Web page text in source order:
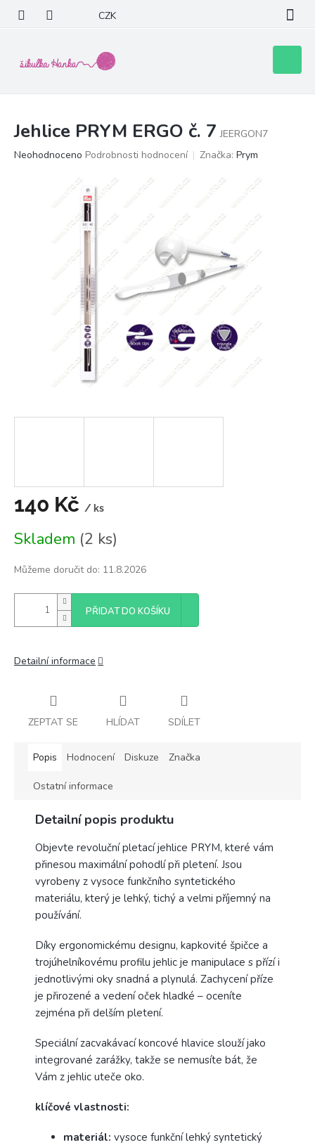
obsah
CZK
košík
Jehlice PRYM ERGO č. 7 JEERGON7
Průměrné
Neohodnoceno Podrobnosti hodnocení Značka: Prym
140 Kč / ks
cena:
Skladem (2 ks)
Můžeme doručit do: 11.8.2026
PŘIDAT DO KOŠÍKU
Detailní informace
ZEPTAT SE HLÍDAT SDÍLET
Popis Hodnocení Diskuze Značka
Ostatní informace
Detailní popis produktu
Objevte revoluční pletací jehlice PRYM, které vám
přinesou maximální pohodlí při pletení. Jsou
vyrobeny z vysoce funkčního syntetického
materiálu, který je lehký, tichý a velmi příjemný na
používání.
Díky ergonomickému designu, kapkovité špičce a
trojúhelníkovému profilu jehlic je manipulace s přízí i
jednotlivými oky snadná a plynulá. Zachycení příze
je přirozené a vedení oček hladké – oceníte
zejména při delším pletení.
Speciální zacvakávací koncové hlavice slouží jako
integrované zarážky, takže se nemusíte bát, že
Vám z jehlic uteče oko.
klíčové vlastnosti:
materiál: vysoce funkční lehký syntetický